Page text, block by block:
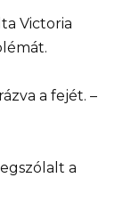
Victoria
a fejét. –
a